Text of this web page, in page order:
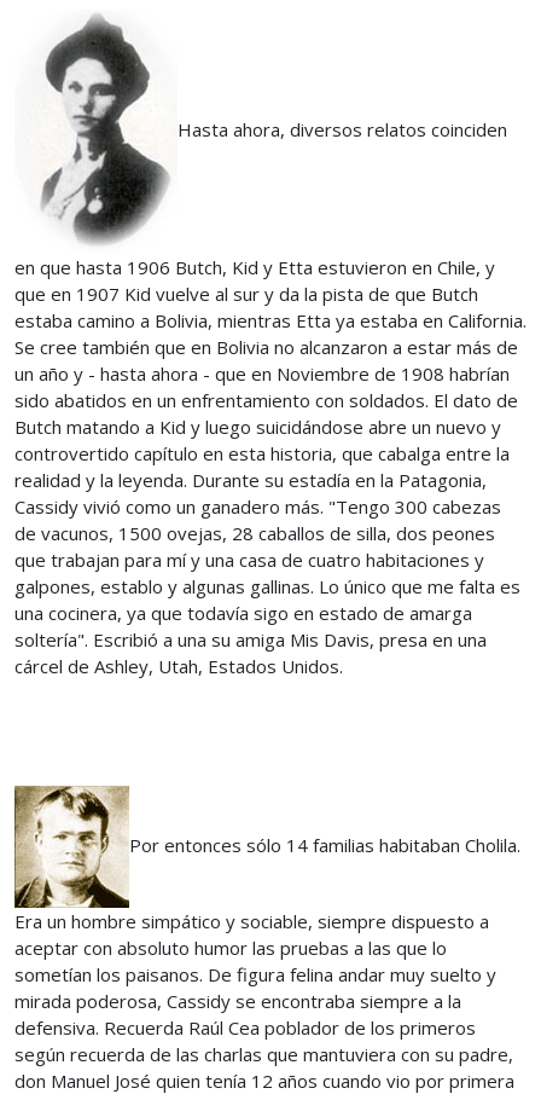
Hasta ahora, diversos relatos coinciden
en que hasta 1906 Butch, Kid y Etta estuvieron en Chile, y
que en 1907 Kid vuelve al sur y da la pista de que Butch
estaba camino a Bolivia, mientras Etta ya estaba en California.
Se cree también que en Bolivia no alcanzaron a estar más de
un año y - hasta ahora - que en Noviembre de 1908 habrían
sido abatidos en un enfrentamiento con soldados. El dato de
Butch matando a Kid y luego suicidándose abre un nuevo y
controvertido capítulo en esta historia, que cabalga entre la
realidad y la leyenda. Durante su estadía en la Patagonia,
Cassidy vivió como un ganadero más. "Tengo 300 cabezas
de vacunos, 1500 ovejas, 28 caballos de silla, dos peones
que trabajan para mí y una casa de cuatro habitaciones y
galpones, establo y algunas gallinas. Lo único que me falta es
una cocinera, ya que todavía sigo en estado de amarga
soltería". Escribió a una su amiga Mis Davis, presa en una
cárcel de Ashley, Utah, Estados Unidos.
Por entonces sólo 14 familias habitaban Cholila.
Era un hombre simpático y sociable, siempre dispuesto a
aceptar con absoluto humor las pruebas a las que lo
sometían los paisanos. De figura felina andar muy suelto y
mirada poderosa, Cassidy se encontraba siempre a la
defensiva. Recuerda Raúl Cea poblador de los primeros
según recuerda de las charlas que mantuviera con su padre,
don Manuel José quien tenía 12 años cuando vio por primera